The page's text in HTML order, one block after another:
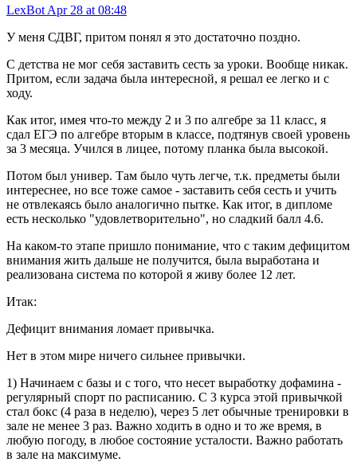
LexBot Apr 28 at 08:48
У меня СДВГ, притом понял я это достаточно поздно.
С детства не мог себя заставить сесть за уроки. Вообще никак.
Притом, если задача была интересной, я решал ее легко и с
ходу.
Как итог, имея что-то между 2 и 3 по алгебре за 11 класс, я
сдал ЕГЭ по алгебре вторым в классе, подтянув своей уровень
за 3 месяца. Учился в лицее, потому планка была высокой.
Потом был универ. Там было чуть легче, т.к. предметы были
интереснее, но все тоже самое - заставить себя сесть и учить
не отвлекаясь было аналогично пытке. Как итог, в дипломе
есть несколько "удовлетворительно", но сладкий балл 4.6.
На каком-то этапе пришло понимание, что с таким дефицитом
внимания жить дальше не получится, была выработана и
реализована система по которой я живу более 12 лет.
Итак:
Дефицит внимания ломает привычка.
Нет в этом мире ничего сильнее привычки.
1) Начинаем с базы и с того, что несет выработку дофамина -
регулярный спорт по расписанию. С 3 курса этой привычкой
стал бокс (4 раза в неделю), через 5 лет обычные тренировки в
зале не менее 3 раз. Важно ходить в одно и то же время, в
любую погоду, в любое состояние усталости. Важно работать
в зале на максимуме.